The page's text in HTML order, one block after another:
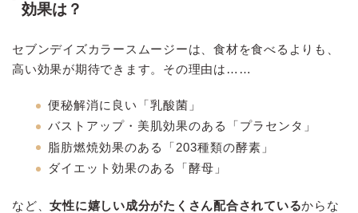
効果は？
セブンデイズカラースムージーは、食材を食べるよりも、
高い効果が期待できます。その理由は……
便秘解消に良い「乳酸菌」
バストアップ・美肌効果のある「プラセンタ」
脂肪燃焼効果のある「203種類の酵素」
ダイエット効果のある「酵母」
など、女性に嬉しい成分がたくさん配合されているからな